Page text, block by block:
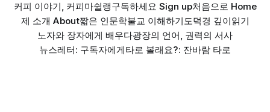
커피 이야기, 커피마쉴랭구독하세요 Sign up처음으로 Home
제 소개 About짧은 인문학불교 이해하기도덕경 깊이읽기
노자와 장자에게 배우다광장의 언어, 권력의 서사
뉴스레터: 구독자에게타로 볼래요?: 잔바람 타로